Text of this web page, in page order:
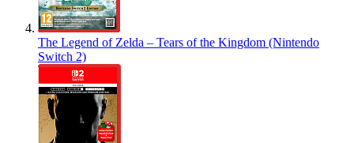
The Legend of Zelda – Tears of the Kingdom (Nintendo
Switch 2)